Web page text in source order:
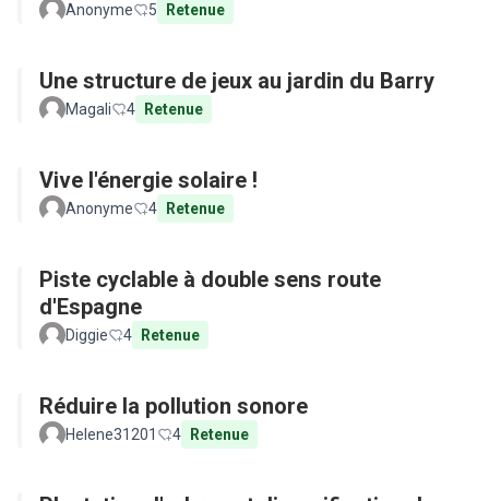
Anonyme 5 Retenue
Une structure de jeux au jardin du Barry
Magali 4 Retenue
Vive l'énergie solaire !
Anonyme 4 Retenue
Piste cyclable à double sens route
d'Espagne
Diggie 4 Retenue
Réduire la pollution sonore
Helene31201 4 Retenue